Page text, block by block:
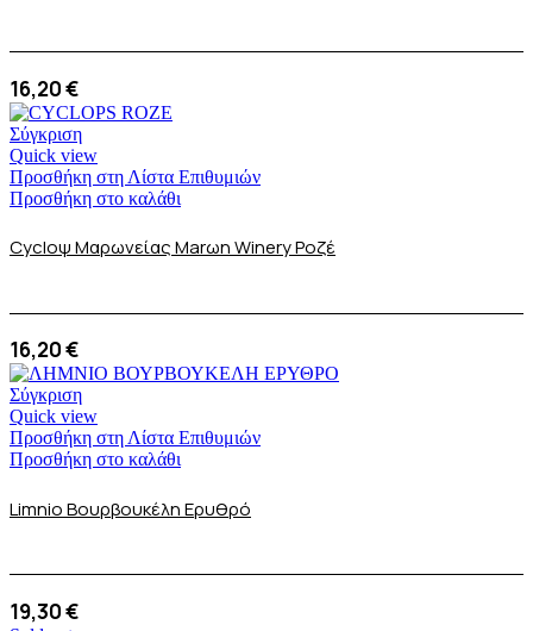
16,20€
Σύγκριση
Quick view
Προσθήκη στη Λίστα Επιθυμιών
Προσθήκη στο καλάθι
Cycloψ Μαρωνείας Marωn Winery Ροζέ
16,20€
Σύγκριση
Quick view
Προσθήκη στη Λίστα Επιθυμιών
Προσθήκη στο καλάθι
Limnio Βουρβουκέλη Ερυθρό
19,30€